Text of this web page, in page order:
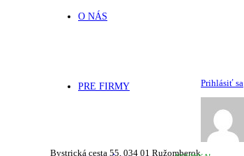
Bystrická cesta 55, 034 01 Ružomberok
Prihlásiť sa
O NÁS
PRE FIRMY